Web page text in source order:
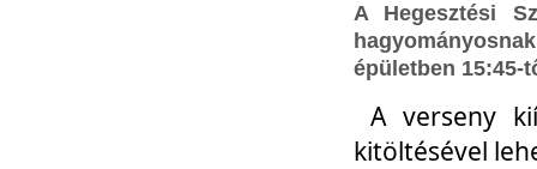
A Hegesztési
épületben 15:45-
A verseny
kitöltésével